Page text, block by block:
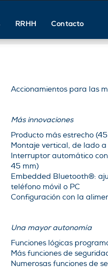
RRHH Contacto
Accionamientos para las
Más innovaciones
Producto más estrecho
Montaje vertical, de lado
Interruptor automático
45 mm)
Embedded Bluetooth®:
teléfono móvil o PC
Configuración con la
Una mayor autonomía
Funciones lógicas
Más funciones de
Numerosas funciones de